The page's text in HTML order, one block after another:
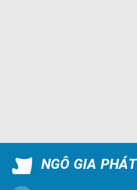
NGÔ GIA PHÁT